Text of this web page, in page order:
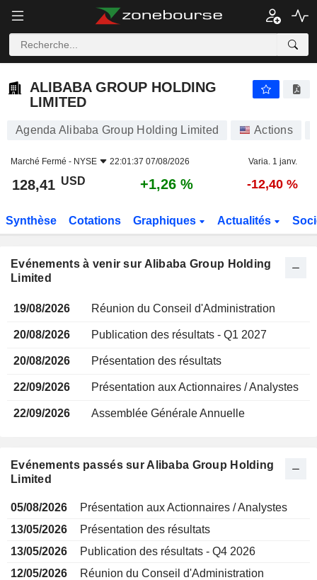
ALIBABA GROUP HOLDING LIMITED
ALIBABA GROUP HOLDING
LIMITED
Agenda Alibaba Group Holding Limited Actions
Marché Fermé - NYSE 22:01:37 07/08/2026 Varia. 1 janv.
128,41 USD +1,26 % -12,40 %
Synthèse Cotations Graphiques Actualités
Evénements à venir sur Alibaba Group Holding
Limited
19/08/2026 Réunion du Conseil d'Administration
20/08/2026 Publication des résultats - Q1 2027
20/08/2026 Présentation des résultats
22/09/2026 Présentation aux Actionnaires / Analystes
22/09/2026 Assemblée Générale Annuelle
Evénements passés sur Alibaba Group Holding
Limited
05/08/2026
Présentation aux Actionnaires / Analystes
13/05/2026
Présentation des résultats
13/05/2026
Publication des résultats - Q4 2026
12/05/2026
Réunion du Conseil d'Administration